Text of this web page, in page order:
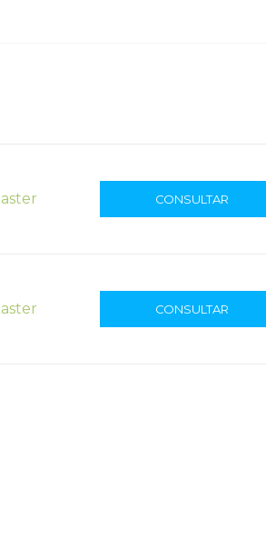
CONSULTAR
CONSULTAR